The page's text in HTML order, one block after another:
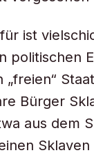
ist
politischen
Bürger
aus dem
Sklaven